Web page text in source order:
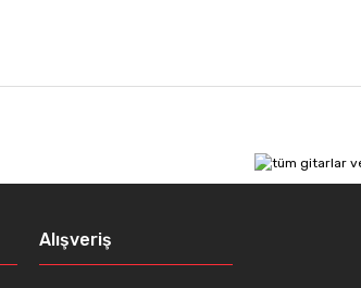
Yorum Yaz
Alışveriş